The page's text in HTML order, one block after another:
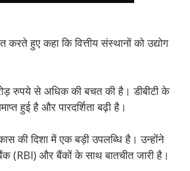
हुए कहा कि वित्तीय संस्थानों को उद्योग
रुपये से अधिक की बचत की है। डीबीटी के
हुई है और पारदर्शिता बढ़ी है।
की दिशा में एक बड़ी उपलब्धि है। उन्होंने
(RBI) और बैंकों के साथ बातचीत जारी है।